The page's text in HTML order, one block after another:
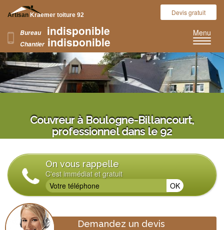
Artisan Kraemer toiture 92
Bureau indisponible
Chantier indisponible
Devis gratuit
Menu
Nos réalisations
Couvreur à Boulogne-Billancourt,
professionnel dans le 92
On vous rappelle
C'est immédiat et gratuit
Demandez un devis